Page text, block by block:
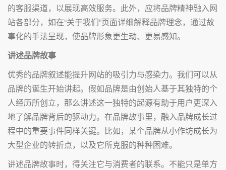
的客服渠道，以展现高效服务。此外，应将品牌精神融入网
站各部分，如在“关于我们”页面详细解释品牌理念，通过故
事化的手法呈现，使品牌形象更生动、更易感知。
讲述品牌故事
优秀的品牌叙述能提升网站的吸引力与感染力。我们可以从
品牌的诞生开始讲起。假如品牌是由创始人基于其独特的个
人经历所创立，那么讲述这一独特的起源有助于用户更深入
地了解品牌背后的驱动力。在品牌故事里，融入品牌成长过
程中的重要事件同样关键。比如，某个品牌从小作坊成长为
大型企业的转折点，以及它所克服的种种困难。
讲述品牌故事时，得关注它与消费者的联系。不能只是单方